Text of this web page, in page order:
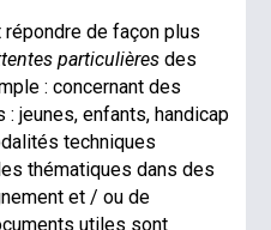
de façon plus
particulièresdes
: concernant des
jeunes, enfants, handicap
techniques
thématiques dans des
et / ou de
utiles sont